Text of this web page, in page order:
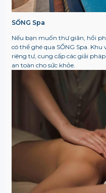
SỐNG Spa
Nếu bạn muốn thư giãn, hồi
có thể ghé qua SỐNG Spa.
riêng tư, cung cấp các giải
an toàn cho sức khỏe.